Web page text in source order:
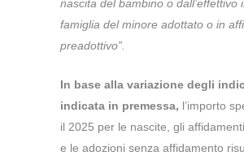
nascita del bambino o dall’effettivo
famiglia del minore adottato o in
preadottivo”.
In base alla variazione degli
indicata in premessa, l’importo
il 2025 per le nascite, gli
e le adozioni senza affidamento